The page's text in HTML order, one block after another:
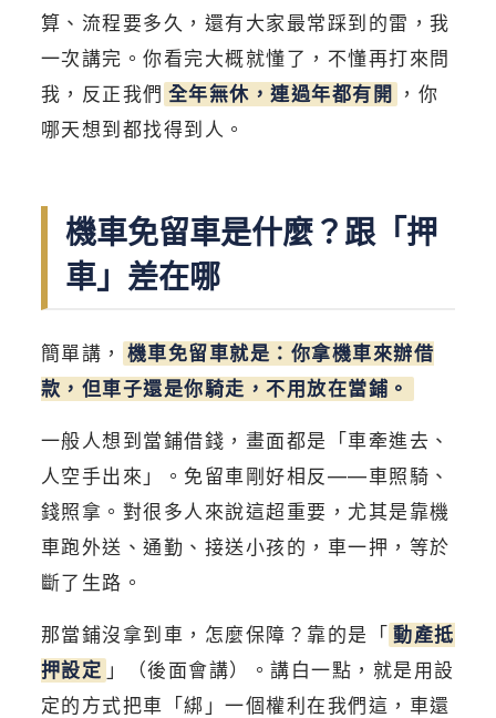
算、流程要多久，還有大家最常踩到的雷，我
一次講完。你看完大概就懂了，不懂再打來問
我，反正我們 全年無休，連過年都有開
，你
哪天想到都找得到人。
機車免留車是什麼？跟「押
車」差在哪
簡單講，
機車免留車就是：你拿機車來辦借
款，但車子還是你騎走，不用放在當鋪。
一般人想到當鋪借錢，畫面都是「車牽進去、
人空手出來」。免留車剛好相反——車照騎、
錢照拿。對很多人來說這超重要，尤其是靠機
車跑外送、通勤、接送小孩的，車一押，等於
斷了生路。
那當鋪沒拿到車，怎麼保障？靠的是「 動產抵
押設定 」（後面會講）。講白一點，就是用設
定的方式把車「綁」一個權利在我們這，車還